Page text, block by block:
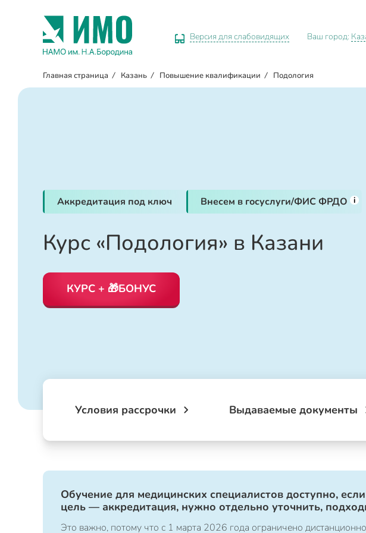
Версия для слабовидящих Ваш город:
Главная страница / Казань / Повышение квалификации / Подология
Аккредитация под ключ Внесем в госуслуги/ФИС ФРДО i
Курс «Подология» в Казани
КУРС + 🎁БОНУС
Условия рассрочки Выдаваемые документы
Обучение для медицинских специалистов доступно,
цель — аккредитация, нужно отдельно уточнить,
Это важно, потому что с 1 марта 2026 года ограничено